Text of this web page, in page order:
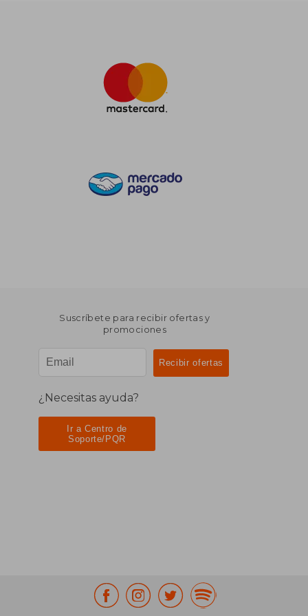
Suscríbete para recibir ofertas y
promociones
¿Necesitas ayuda?
Ir a Centro de
Soporte/PQR